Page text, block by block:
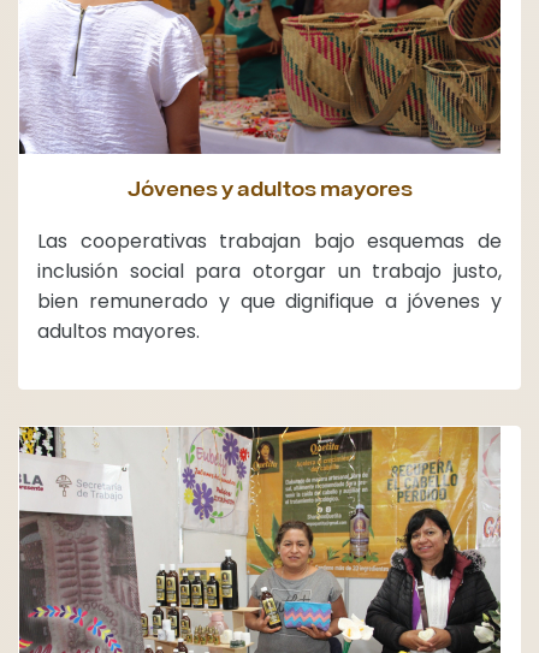
Jóvenes y adultos mayores
Las cooperativas trabajan bajo esquemas de
inclusión social para otorgar un trabajo justo,
bien remunerado y que dignifique a jóvenes y
adultos mayores.